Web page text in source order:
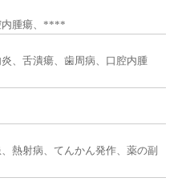
内腫瘍、****
炎、舌潰瘍、歯周病、口腔内腫
熱射病、てんかん発作、薬の副